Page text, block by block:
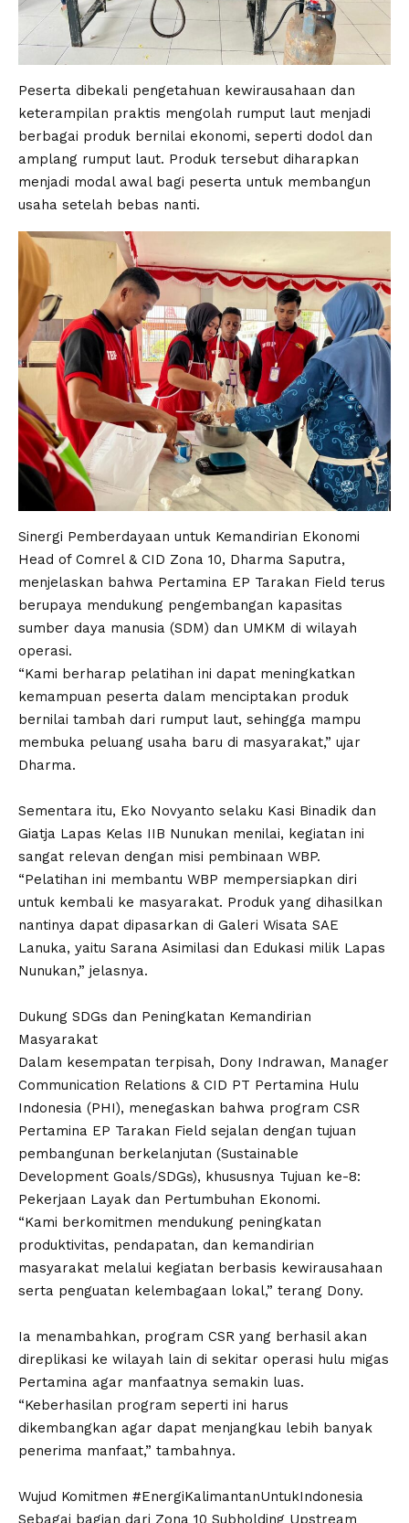
Peserta dibekali pengetahuan kewirausahaan dan
keterampilan praktis mengolah rumput laut menjadi
berbagai produk bernilai ekonomi, seperti dodol dan
amplang rumput laut. Produk tersebut diharapkan
menjadi modal awal bagi peserta untuk membangun
usaha setelah bebas nanti.
Sinergi Pemberdayaan untuk Kemandirian Ekonomi
Head of Comrel & CID Zona 10, Dharma Saputra,
menjelaskan bahwa Pertamina EP Tarakan Field terus
berupaya mendukung pengembangan kapasitas
sumber daya manusia (SDM) dan UMKM di wilayah
operasi.
“Kami berharap pelatihan ini dapat meningkatkan
kemampuan peserta dalam menciptakan produk
bernilai tambah dari rumput laut, sehingga mampu
membuka peluang usaha baru di masyarakat,” ujar
Dharma.
Sementara itu, Eko Novyanto selaku Kasi Binadik dan
Giatja Lapas Kelas IIB Nunukan menilai, kegiatan ini
sangat relevan dengan misi pembinaan WBP.
“Pelatihan ini membantu WBP mempersiapkan diri
untuk kembali ke masyarakat. Produk yang dihasilkan
nantinya dapat dipasarkan di Galeri Wisata SAE
Lanuka, yaitu Sarana Asimilasi dan Edukasi milik Lapas
Nunukan,” jelasnya.
Dukung SDGs dan Peningkatan Kemandirian
Masyarakat
Dalam kesempatan terpisah, Dony Indrawan, Manager
Communication Relations & CID PT Pertamina Hulu
Indonesia (PHI), menegaskan bahwa program CSR
Pertamina EP Tarakan Field sejalan dengan tujuan
pembangunan berkelanjutan (Sustainable
Development Goals/SDGs), khususnya Tujuan ke-8:
Pekerjaan Layak dan Pertumbuhan Ekonomi.
“Kami berkomitmen mendukung peningkatan
produktivitas, pendapatan, dan kemandirian
masyarakat melalui kegiatan berbasis kewirausahaan
serta penguatan kelembagaan lokal,” terang Dony.
Ia menambahkan, program CSR yang berhasil akan
direplikasi ke wilayah lain di sekitar operasi hulu migas
Pertamina agar manfaatnya semakin luas.
“Keberhasilan program seperti ini harus
dikembangkan agar dapat menjangkau lebih banyak
penerima manfaat,” tambahnya.
Wujud Komitmen #EnergiKalimantanUntukIndonesia
Sebagai bagian dari Zona 10 Subholding Upstream